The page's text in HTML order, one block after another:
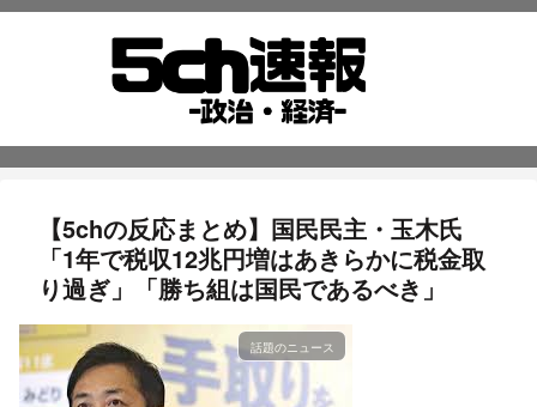
【5chの反応まとめ】国民民主・玉木氏
「1年で税収12兆円増はあきらかに税金取
り過ぎ」「勝ち組は国民であるべき」
話題のニュース